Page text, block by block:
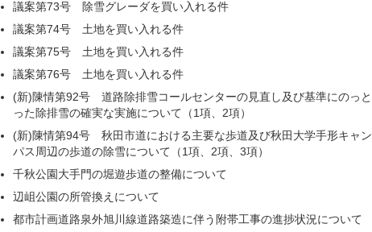
議案第73号 除雪グレーダを買い入れる件
議案第74号 土地を買い入れる件
議案第75号 土地を買い入れる件
議案第76号 土地を買い入れる件
(新)陳情第92号 道路除排雪コールセンターの見直し及び基準にのっと
った除排雪の確実な実施について（1項、2項）
(新)陳情第94号 秋田市道における主要な歩道及び秋田大学手形キャン
パス周辺の歩道の除雪について（1項、2項、3項）
千秋公園大手門の堀遊歩道の整備について
辺岨公園の所管換えについて
都市計画道路泉外旭川線道路築造に伴う附帯工事の進捗状況について